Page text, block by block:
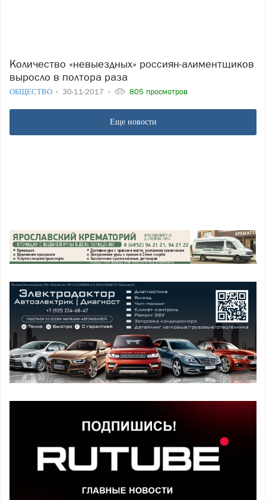
Количество «невыездных» россиян-алиментщиков
выросло в полтора раза
ОБЩЕСТВО 30-11-2017 805 просмотров
Еще новости